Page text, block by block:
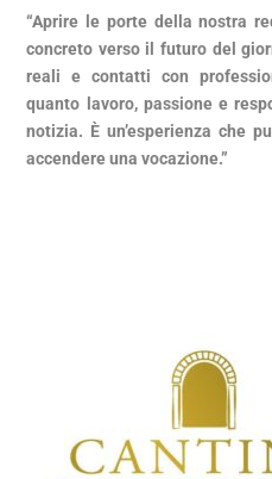
“Aprire le porte della nostra
concreto verso il futuro del
reali e contatti con
quanto lavoro, passione e
notizia. È un’esperienza che
accendere una vocazione.”